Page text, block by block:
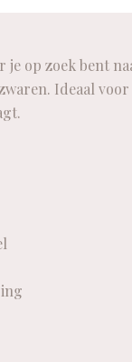
op zoek bent
Ideaal